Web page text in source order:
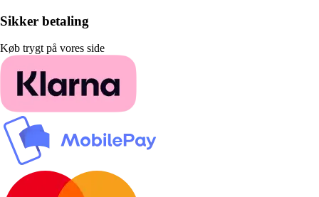
Sikker betaling
Køb trygt på vores side